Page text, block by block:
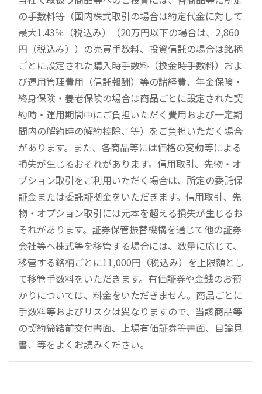
の手数料等（国内株式取引の場合は約定代金に対して
最大1.43％（税込み）（20万円以下の場合は、2,860
円（税込み））の売買手数料、投資信託の場合は銘柄
ごとに設定された購入時手数料（換金時手数料）およ
び運用管理費用（信託報酬）等の諸経費、年金保険・
終身保険・養老保険の場合は商品ごとに設定された契
約時・運用期間中にご負担いただく費用および一定期
間内の解約時の解約控除、等）をご負担いただく場合
があります。また、各商品等には価格の変動等による
損失が生じるおそれがあります。信用取引、先物・オ
プション取引をご利用いただく場合は、所定の委託保
証金または委託証拠金をいただきます。信用取引、先
物・オプション取引には元本を超える損失が生じるお
それがあります。証券保管振替機構を通じて他の証券
会社等へ株式等を移管する場合には、数量に応じて、
移管する銘柄ごとに11,000円（税込み）を上限額とし
て移管手数料をいただきます。有価証券や金銭のお預
かりについては、料金をいただきません。商品ごとに
手数料等およびリスクは異なりますので、当該商品等
の契約締結前交付書面、上場有価証券等書面、目論見
書、等をよくお読みください。